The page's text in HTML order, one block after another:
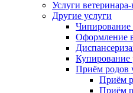
Услуги
Другие услуги
Оформление
Купирование
Приём родов
Приём
Приём